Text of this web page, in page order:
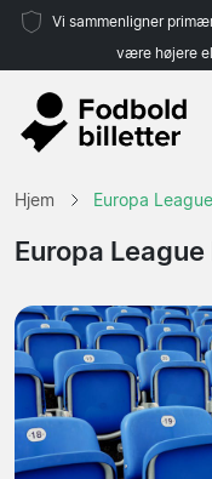
Vi sammenligner
være højere
Hjem Europa League
Europa